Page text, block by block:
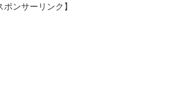
ポンサーリンク】